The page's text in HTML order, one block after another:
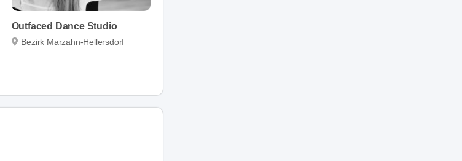
Outfaced Dance Studio
Bezirk Marzahn-Hellersdorf